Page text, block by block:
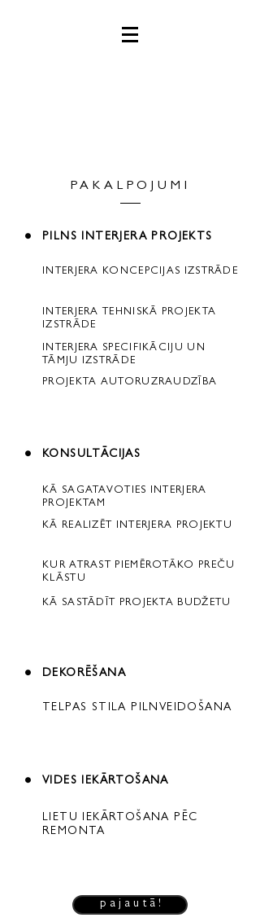
PAKALPOJUMI
PILNS INTERJERA PROJEKTS
INTERJERA KONCEPCIJAS IZSTRĀDE
INTERJERA TEHNISKĀ PROJEKTA
IZSTRĀDE
INTERJERA SPECIFIKĀCIJU UN
TĀMJU IZSTRĀDE
PROJEKTA AUTORUZRAUDZĪBA
KONSULTĀCIJAS
KĀ SAGATAVOTIES INTERJERA
PROJEKTAM
KĀ REALIZĒT INTERJERA PROJEKTU
KUR ATRAST PIEMĒROTĀKO PREČU
KLĀSTU
KĀ SASTĀDĪT PROJEKTA BUDŽETU
DEKORĒŠANA
TELPAS STILA PILNVEIDOŠANA
VIDES IEKĀRTOŠANA
LIETU IEKĀRTOŠANA PĒC
REMONTA
p a j a u t ā !